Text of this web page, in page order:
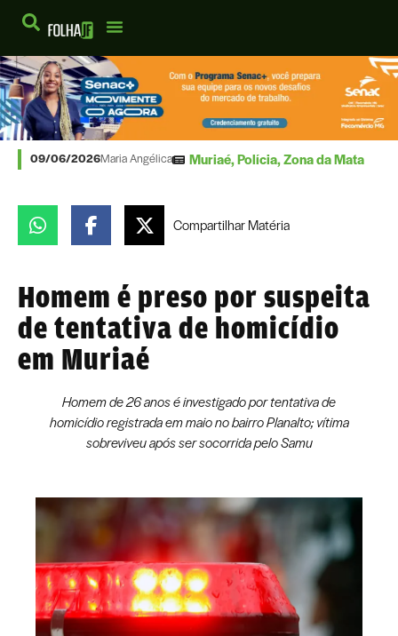
09/06/2026Maria Angélica Muriaé,Polícia,Zona da Mata
CompartilharMatéria
Homem é preso por suspeita
de tentativa de homicídio
em Muriaé
Homem de 26 anos é investigado por tentativa de
homicídio registrada em maio no bairro Planalto; vítima
sobreviveu após ser socorrida pelo Samu